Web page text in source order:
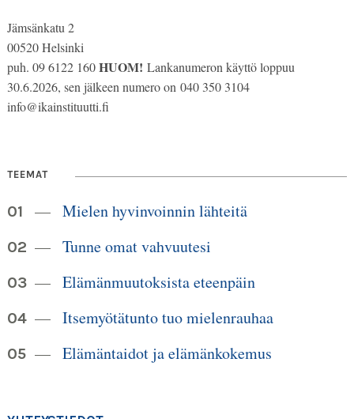
Jämsänkatu 2
00520 Helsinki
puh. 09 6122 160HUOM! Lankanumeron käyttö loppuu
30.6.2026, sen jälkeen numero on 040 350 3104
info@ikainstituutti.fi
TEEMAT
Mielen hyvinvoinnin lähteitä
Tunne omat vahvuutesi
Elämänmuutoksista eteenpäin
Itsemyötätunto tuo mielenrauhaa
Elämäntaidot ja elämänkokemus